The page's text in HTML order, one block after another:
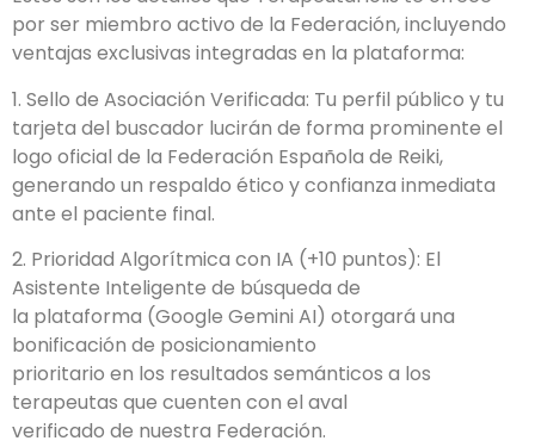
por ser miembro activo de la Federación, incluyendo
ventajas exclusivas integradas en la plataforma:
1. Sello de Asociación Verificada: Tu perfil público y tu
tarjeta del buscador lucirán de forma prominente el
logo oficial de la Federación Española de Reiki,
generando un respaldo ético y confianza inmediata
ante el paciente final.
2. Prioridad Algorítmica con IA (+10 puntos): El
Asistente Inteligente de búsqueda de
la plataforma (Google Gemini AI) otorgará una
bonificación de posicionamiento
prioritario en los resultados semánticos a los
terapeutas que cuenten con el aval
verificado de nuestra Federación.